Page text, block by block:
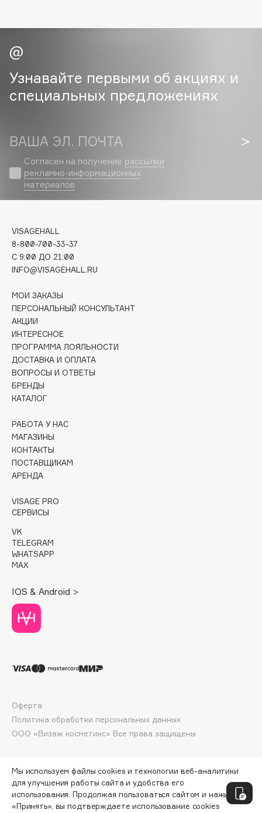
C
Cadence
Carbon Theory
Carmex
Celimax
Cettua
Chupa Chups
Clarins Precious
Clinique
Clive Christian
Collagenina
Consly
Corimo
CosRX
Cottolina
Crescina
Cunzite
D
d'Alba
DARLING*
Davines
Deonica
Dior
Divage
Dolce & Gabbana
DP Daily Perfection
Dr.Althea
Dr.Ceuracle
Dr.Jart+
Dyson
Узнавайте первыми об акциях и
специальных предложениях
ВАША ЭЛ. ПОЧТА
Согласен на получение рассылки
рекламно-информационных
материалов
VISAGEHALL
8-800-700-33-37
C 9:00 ДО 21:00
INFO@VISAGEHALL.RU
МОИ ЗАКАЗЫ
ПЕРСОНАЛЬНЫЙ КОНСУЛЬТАНТ
АКЦИИ
ИНТЕРЕСНОЕ
ПРОГРАММА ЛОЯЛЬНОСТИ
ДОСТАВКА И ОПЛАТА
ВОПРОСЫ И ОТВЕТЫ
БРЕНДЫ
КАТАЛОГ
РАБОТА У НАС
МАГАЗИНЫ
КОНТАКТЫ
ПОСТАВЩИКАМ
АРЕНДА
VISAGE PRO
СЕРВИСЫ
VK
TELEGRAM
WHATSAPP
MAX
IOS & Android >
ООО «Визаж косметикс» Все права защищены
Оферта
Политика обработки персональных данных
Мы используем файлы cookies и технологии веб-аналитики
для улучшения работы сайта и удобства его
использования. Продолжая пользоваться сайтом и нажимая
«Принять», вы подтверждаете использование cookies